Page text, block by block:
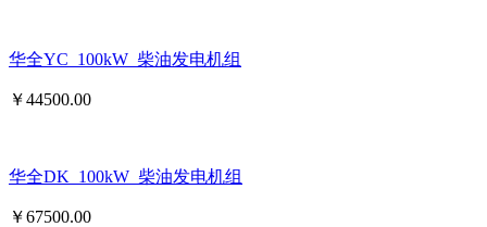
华全YC_100kW_柴油发电机组
￥44500.00
华全DK_100kW_柴油发电机组
￥67500.00